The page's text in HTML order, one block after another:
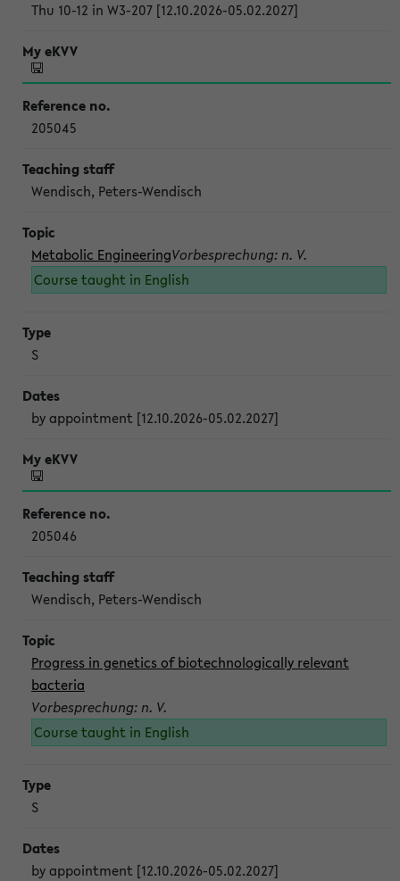
Thu 10-12 in W3-207 [12.10.2026-05.02.2027]
205045
Wendisch, Peters-Wendisch
Metabolic EngineeringVorbesprechung: n. V.
Course taught in English
S
by appointment [12.10.2026-05.02.2027]
205046
Wendisch, Peters-Wendisch
Progress in genetics of biotechnologically relevant
bacteria
Vorbesprechung: n. V.
Course taught in English
S
by appointment [12.10.2026-05.02.2027]